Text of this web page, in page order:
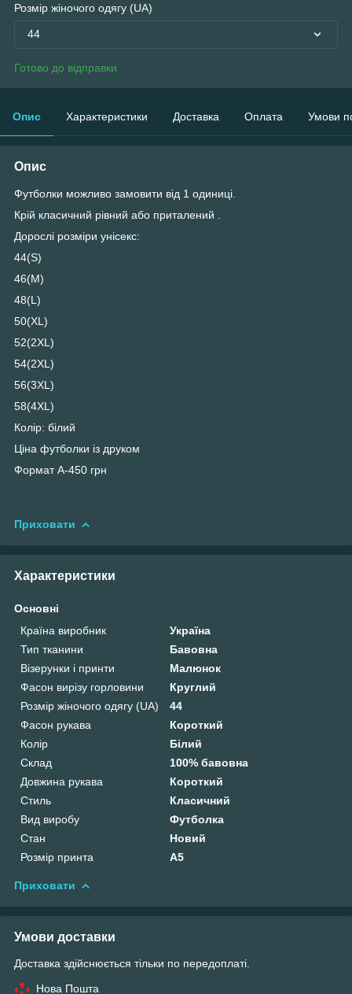
Розмір жіночого одягу (UA)
44
Готово до відправки
Опис Характеристики Доставка Оплата Умови
Опис
Футболки можливо замовити від 1 одиниці.
Крій класичний рівний або приталений .
Дорослі розміри унісекс:
44(S)
46(M)
48(L)
50(XL)
52(2XL)
54(2XL)
56(3XL)
58(4XL)
Колір: білий
Ціна футболки із друком
Формат А-450 грн
Приховати
Характеристики
Основні
Країна виробник
Україна
Тип тканини
Бавовна
Візерунки і принти
Малюнок
Фасон вирізу горловини
Круглий
Розмір жіночого одягу (UA)
44
Фасон рукава
Короткий
Колір
Білий
Склад
100% бавовна
Довжина рукава
Короткий
Стиль
Класичний
Вид виробу
Футболка
Стан
Новий
Розмір принта
А5
Приховати
Умови доставки
Доставка здійснюється тільки по передоплаті.
Нова Пошта